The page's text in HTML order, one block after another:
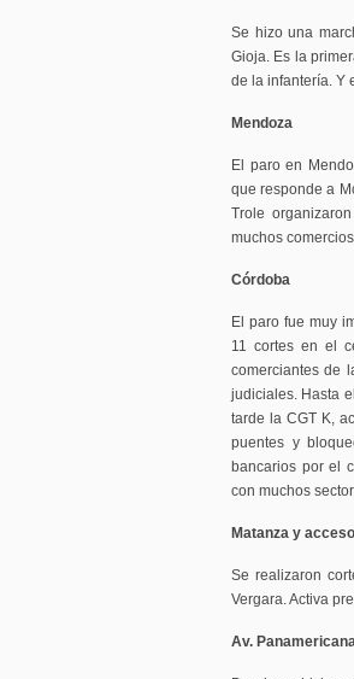
Se hizo una
Gioja. Es la
de la infantería. Y
Mendoza
El paro en
que responde a
Trole
muchos
Córdoba
El paro fue muy
11 cortes en el
comerciantes de
judiciales. Hasta
tarde la CGT K,
puentes y
bancarios por el
con muchos
Matanza y
Se realizaron
Vergara. Activa
Av.